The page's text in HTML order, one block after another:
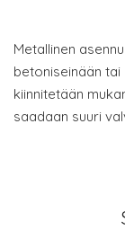
Metallinen
betoniseinään tai
kiinnitetään
saadaan suuri